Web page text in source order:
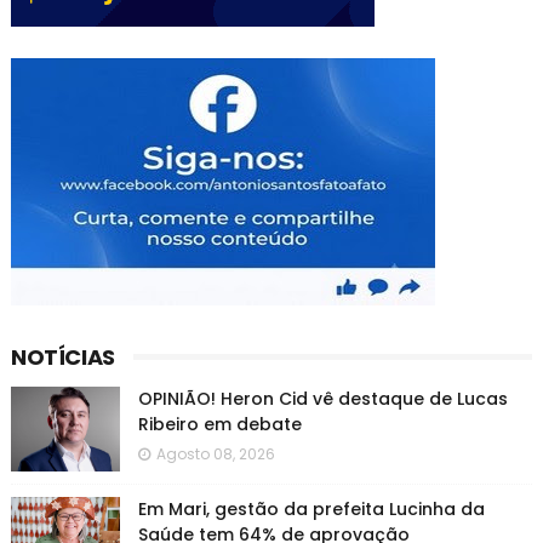
NOTÍCIAS
OPINIÃO! Heron Cid vê destaque de Lucas
Ribeiro em debate
Agosto 08, 2026
Em Mari, gestão da prefeita Lucinha da
Saúde tem 64% de aprovação